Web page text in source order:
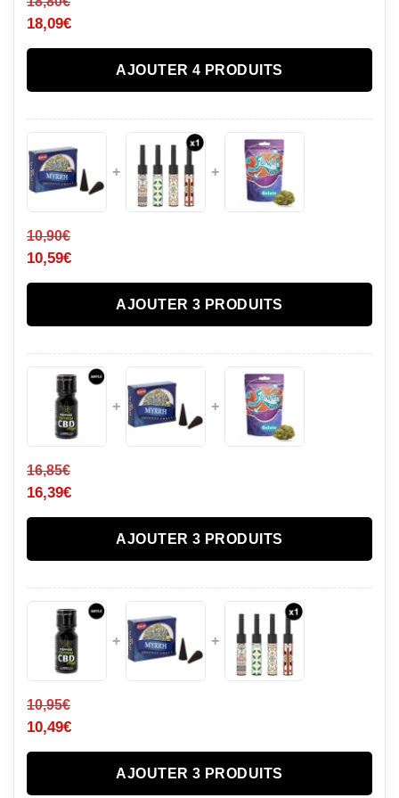
18,09€
AJOUTER 4 PRODUITS
+ +
10,90€
10,59€
AJOUTER 3 PRODUITS
+ +
16,85€
16,39€
AJOUTER 3 PRODUITS
+ +
10,95€
10,49€
AJOUTER 3 PRODUITS